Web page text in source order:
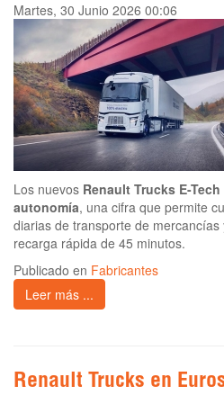
Martes, 30 Junio 2026 00:06
Los nuevos Renault Trucks E-Tech
autonomía, una cifra que permite
diarias de transporte de
recarga rápida de 45 minutos.
Publicado en Fabricantes
Leer más ...
Renault Trucks en